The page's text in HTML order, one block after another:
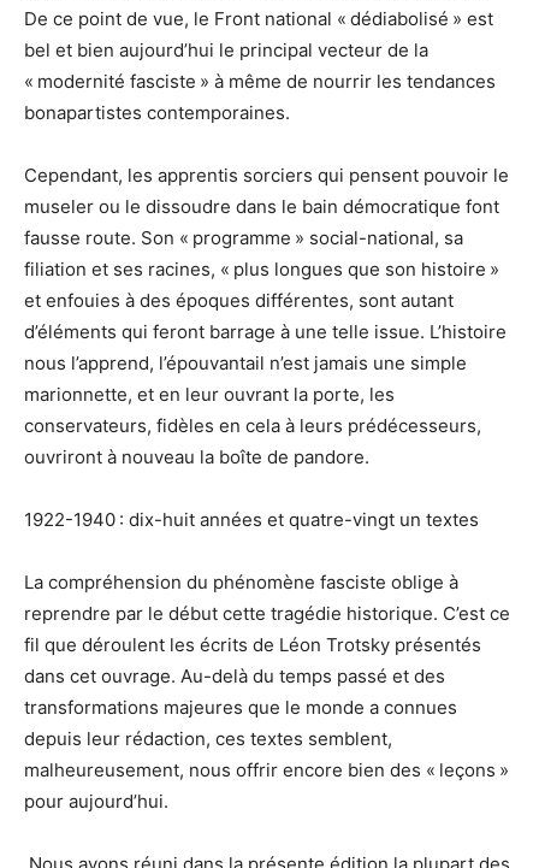
De ce point de vue, le Front national « dédiabolisé » est
bel et bien aujourd’hui le principal vecteur de la
« modernité fasciste » à même de nourrir les tendances
bonapartistes contemporaines.
Cependant, les apprentis sorciers qui pensent pouvoir le
museler ou le dissoudre dans le bain démocratique font
fausse route. Son « programme » social-national, sa
filiation et ses racines, « plus longues que son histoire »
et enfouies à des époques différentes, sont autant
d’éléments qui feront barrage à une telle issue. L’histoire
nous l’apprend, l’épouvantail n’est jamais une simple
marionnette, et en leur ouvrant la porte, les
conservateurs, fidèles en cela à leurs prédécesseurs,
ouvriront à nouveau la boîte de pandore.
1922-1940 : dix-huit années et quatre-vingt un textes
La compréhension du phénomène fasciste oblige à
reprendre par le début cette tragédie historique. C’est ce
fil que déroulent les écrits de Léon Trotsky présentés
dans cet ouvrage. Au-delà du temps passé et des
transformations majeures que le monde a connues
depuis leur rédaction, ces textes semblent,
malheureusement, nous offrir encore bien des « leçons »
pour aujourd’hui.
Nous avons réuni dans la présente édition la plupart des